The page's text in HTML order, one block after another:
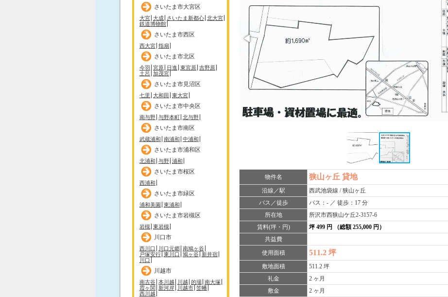
さいたま市大宮区
大宮 大成 さいたま新都心 北大宮
鉄道博物館
さいたま市西区
西大宮 指扇
さいたま市北区
今羽 宮原 日進 東宮原 吉野原
土呂 加茂宮
さいたま市見沼区
七里 大和田 東大宮
さいたま市中央区
南与野 与野本町 北与野
さいたま市南区
武蔵浦和 南浦和 中浦和
さいたま市浦和区
北浦和 与野 浦和
さいたま市桜区
西浦和
さいたま市緑区
浦和美園 東浦和
さいたま市岩槻区
岩槻 東岩槻
川口市
西川口 川口元郷 南鳩ヶ谷
戸塚安行 東川口 鳩ヶ谷 新井宿
川口
川越市
南古谷 本川越 川越 的場 南大塚
霞ヶ関
新河岸 川越市 笠幡
西川越
物件名 狭山ヶ丘 貸地
沿線／駅
西武池袋線 / 狭山ヶ丘
バス／徒歩
バス：- ／ 徒歩：17 分
所在地
所沢市西狭山ケ丘2-3157-6
賃料(坪・円)
坪 499 円 （総額 255,000 円）
共益費
使用面積
511.2 坪
敷地面積
511.2 坪
礼金
2 ヶ月
敷金
2 ヶ月